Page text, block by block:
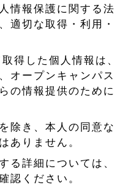
情報保護に関する法
適切な取得・利用・
得した個人情報は、
オープンキャンパス
の情報提供のために
除き、本人の同意な
ありません。
る詳細については、
認ください。